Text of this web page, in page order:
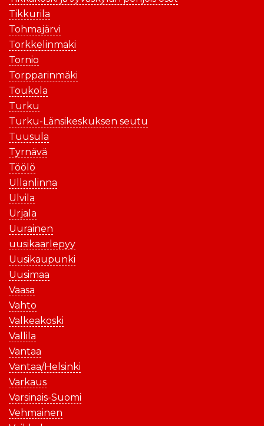
Tikkurila
Tohmajärvi
Torkkelinmäki
Tornio
Torpparinmäki
Toukola
Turku
Turku-Länsikeskuksen seutu
Tuusula
Tyrnävä
Töölö
Ullanlinna
Ulvila
Urjala
Uurainen
uusikaarlepyy
Uusikaupunki
Uusimaa
Vaasa
Vahto
Valkeakoski
Vallila
Vantaa
Vantaa/Helsinki
Varkaus
Varsinais-Suomi
Vehmainen